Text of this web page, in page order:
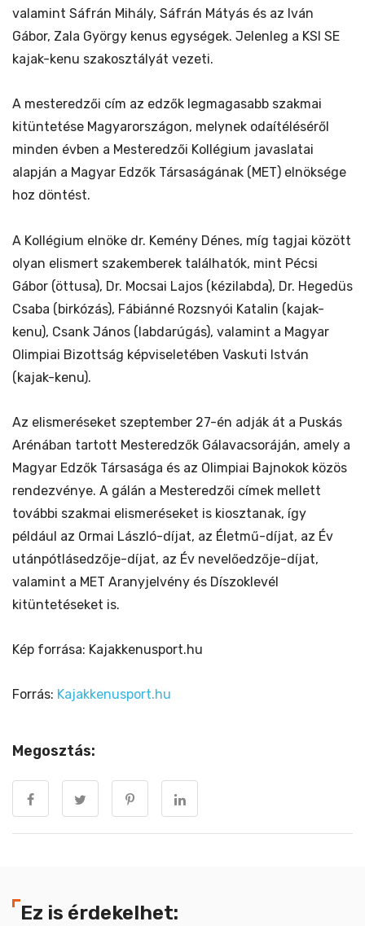
valamint Sáfrán Mihály, Sáfrán Mátyás és az Iván
Gábor, Zala György kenus egységek. Jelenleg a KSI SE
kajak-kenu szakosztályát vezeti.
A mesteredzői cím az edzők legmagasabb szakmai
kitüntetése Magyarországon, melynek odaítéléséről
minden évben a Mesteredzői Kollégium javaslatai
alapján a Magyar Edzők Társaságának (MET) elnöksége
hoz döntést.
A Kollégium elnöke dr. Kemény Dénes, míg tagjai között
olyan elismert szakemberek találhatók, mint Pécsi
Gábor (öttusa), Dr. Mocsai Lajos (kézilabda), Dr. Hegedüs
Csaba (birkózás), Fábiánné Rozsnyói Katalin (kajak-
kenu), Csank János (labdarúgás), valamint a Magyar
Olimpiai Bizottság képviseletében Vaskuti István
(kajak-kenu).
Az elismeréseket szeptember 27-én adják át a Puskás
Arénában tartott Mesteredzők Gálavacsoráján, amely a
Magyar Edzők Társasága és az Olimpiai Bajnokok közös
rendezvénye. A gálán a Mesteredzői címek mellett
további szakmai elismeréseket is kiosztanak, így
például az Ormai László-díjat, az Életmű-díjat, az Év
utánpótlásedzője-díjat, az Év nevelőedzője-díjat,
valamint a MET Aranyjelvény és Díszoklevél
kitüntetéseket is.
Kép forrása: Kajakkenusport.hu
Forrás: Kajakkenusport.hu
Megosztás:
Ez is érdekelhet: